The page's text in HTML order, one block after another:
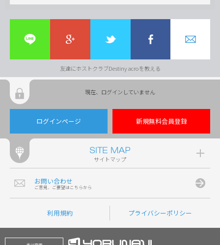
友達にホストクラブDestiny acroを教える
現在、ログインしていません
ログインページ 新規無料会員登録
サイトマップ
お問い合わせ
ご意見、ご要望はこちらから
利用規約 プライバシーポリシー